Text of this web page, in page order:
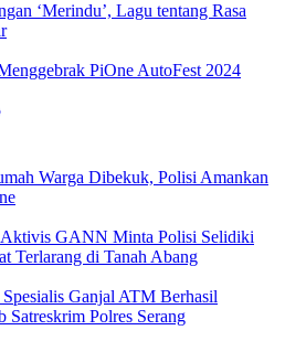
‘Merindu’, Lagu tentang Rasa
PiOne AutoFest 2024
Warga Dibekuk, Polisi Amankan
GANN Minta Polisi Selidiki
Terlarang di Tanah Abang
Ganjal ATM Berhasil
Polres Serang